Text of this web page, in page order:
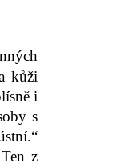
kůži
i
s
z